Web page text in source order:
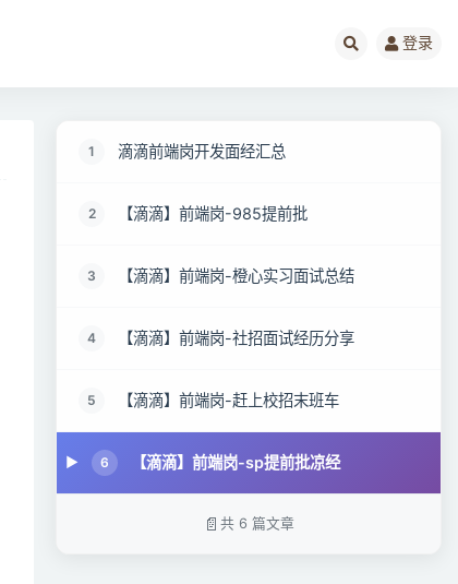
登录
1 滴滴前端岗开发面经汇总
2 【滴滴】前端岗-985提前批
3 【滴滴】前端岗-橙心实习面试总结
4 【滴滴】前端岗-社招面试经历分享
5 【滴滴】前端岗-赶上校招末班车
6 【滴滴】前端岗-sp提前批凉经
共 6 篇文章